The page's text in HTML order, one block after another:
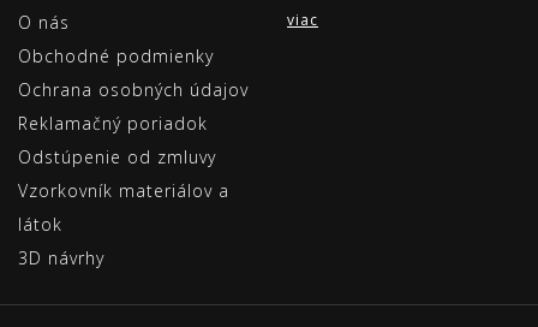
O nás
Obchodné podmienky
Ochrana osobných údajov
Reklamačný poriadok
Odstúpenie od zmluvy
Vzorkovník materiálov a
látok
3D návrhy
viac